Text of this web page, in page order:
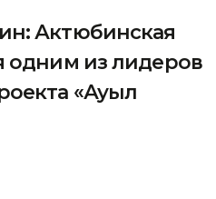
Актюбинская
одним из лидеров
«Ауыл